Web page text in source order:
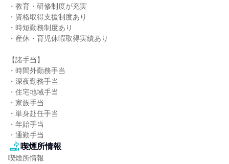
・教育・研修制度が充実
・資格取得支援制度あり
・時短勤務制度あり
・産休・育児休暇取得実績あり
【諸手当】
・時間外勤務手当
・深夜勤務手当
・住宅地域手当
・家族手当
・単身赴任手当
・年始手当
・通勤手当
喫煙所情報
喫煙所情報